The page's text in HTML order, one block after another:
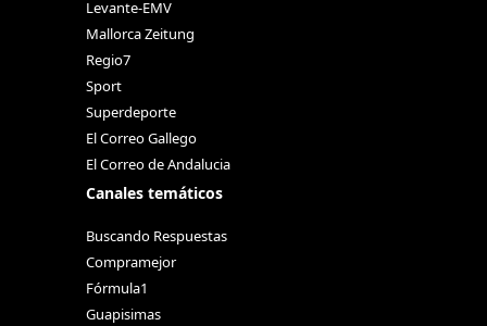
Levante-EMV
Mallorca Zeitung
Regio7
Sport
Superdeporte
El Correo Gallego
El Correo de Andalucia
Canales temáticos
Buscando Respuestas
Compramejor
Fórmula1
Guapisimas